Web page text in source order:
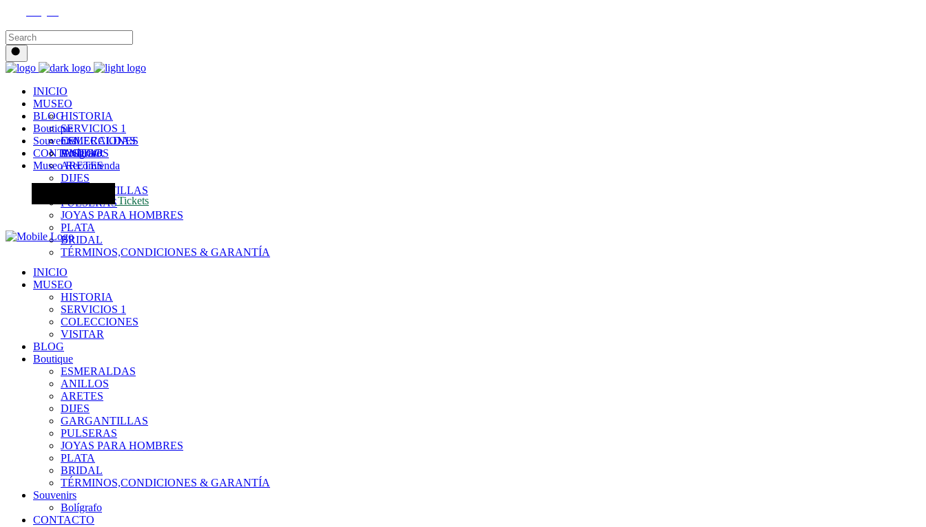
INICIO
MUSEO
HISTORIA
SERVICIOS 1
COLECCIONES
VISITAR
BLOG
Boutique
ESMERALDAS
ANILLOS
ARETES
DIJES
GARGANTILLAS
PULSERAS
JOYAS PARA HOMBRES
PLATA
BRIDAL
TÉRMINOS,CONDICIONES & GARANTÍA
Souvenirs
Bolígrafo
CONTACTO
Museo Recomienda
Tickets
INICIO
MUSEO
HISTORIA
SERVICIOS 1
COLECCIONES
VISITAR
BLOG
Boutique
ESMERALDAS
ANILLOS
ARETES
DIJES
GARGANTILLAS
PULSERAS
JOYAS PARA HOMBRES
PLATA
BRIDAL
TÉRMINOS,CONDICIONES & GARANTÍA
Souvenirs
Bolígrafo
CONTACTO